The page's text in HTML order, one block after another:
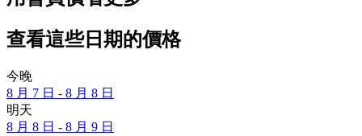
查看這些日期的價格
今晚
8 月 7 日 - 8 月 8 日
明天
8 月 8 日 - 8 月 9 日